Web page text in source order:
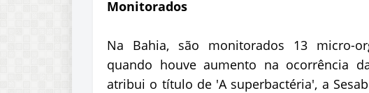
Monitorados
Na Bahia, são monitorados 13 micro-
quando houve aumento na ocorrência
atribui o título de 'A superbactéria', a